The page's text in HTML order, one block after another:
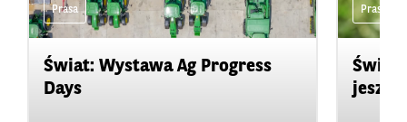
Prasa
Świat: Wystawa Ag Progress
Days
Prasa
Świat: